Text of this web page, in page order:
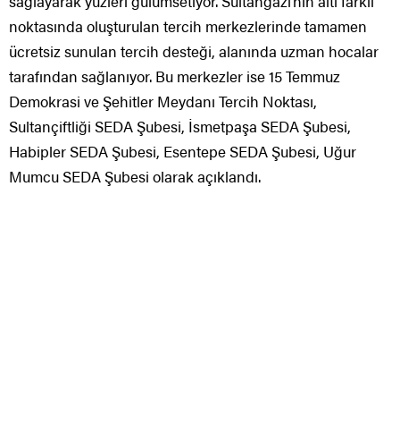
noktasında oluşturulan tercih merkezlerinde tamamen
ücretsiz sunulan tercih desteği, alanında uzman hocalar
tarafından sağlanıyor. Bu merkezler ise 15 Temmuz
Demokrasi ve Şehitler Meydanı Tercih Noktası,
Sultançiftliği SEDA Şubesi, İsmetpaşa SEDA Şubesi,
Habipler SEDA Şubesi, Esentepe SEDA Şubesi, Uğur
Mumcu SEDA Şubesi olarak açıklandı.